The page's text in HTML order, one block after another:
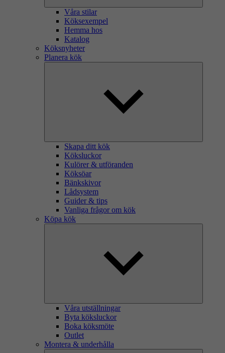
Våra stilar
Köksexempel
Hemma hos
Katalog
Köksnyheter
Planera kök
Skapa ditt kök
Köksluckor
Kulörer & utföranden
Köksöar
Bänkskivor
Lådsystem
Guider & tips
Vanliga frågor om kök
Köpa kök
Våra utställningar
Byta köksluckor
Boka köksmöte
Outlet
Montera & underhålla